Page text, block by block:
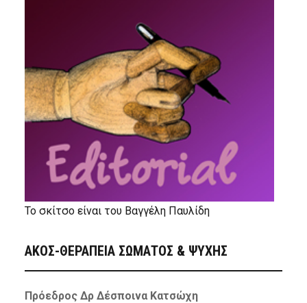
Το σκίτσο είναι του Βαγγέλη Παυλίδη
ΑΚΟΣ-ΘΕΡΑΠΕΙΑ ΣΩΜΑΤΟΣ & ΨΥΧΗΣ
Πρόεδρος Δρ Δέσποινα Κατσώχη